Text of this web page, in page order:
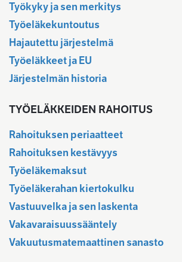
Työkyky ja sen merkitys
Työeläkekuntoutus
Hajautettu järjestelmä
Työeläkkeet ja EU
Järjestelmän historia
TYÖELÄKKEIDEN RAHOITUS
Rahoituksen periaatteet
Rahoituksen kestävyys
Työeläkemaksut
Työeläkerahan kiertokulku
Vastuuvelka ja sen laskenta
Vakavaraisuussääntely
Vakuutusmatemaattinen sanasto